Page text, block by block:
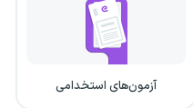
آزمون‌های استخدامی